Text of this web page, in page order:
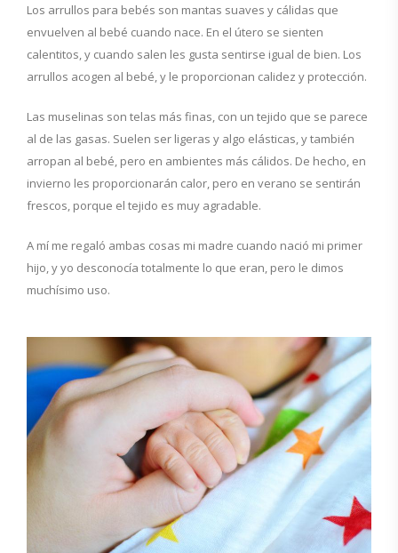
Los arrullos para bebés son mantas suaves y cálidas que
envuelven al bebé cuando nace. En el útero se sienten
calentitos, y cuando salen les gusta sentirse igual de bien. Los
arrullos acogen al bebé, y le proporcionan calidez y protección.
Las muselinas son telas más finas, con un tejido que se parece
al de las gasas. Suelen ser ligeras y algo elásticas, y también
arropan al bebé, pero en ambientes más cálidos. De hecho, en
invierno les proporcionarán calor, pero en verano se sentirán
frescos, porque el tejido es muy agradable.
A mí me regaló ambas cosas mi madre cuando nació mi primer
hijo, y yo desconocía totalmente lo que eran, pero le dimos
muchísimo uso.